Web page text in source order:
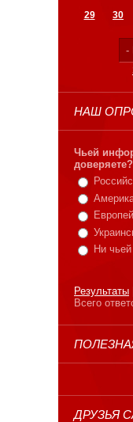
29
30
НАШ
Чьей
доверяете?
Ни чьей
Результаты
Всего
ДРУЗЬЯ